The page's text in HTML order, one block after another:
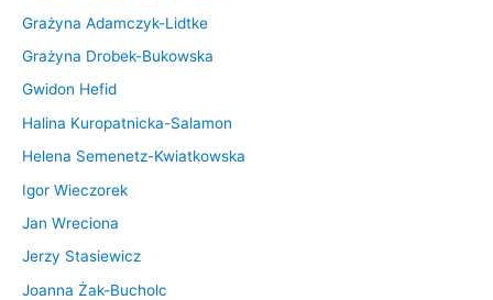
Grażyna Adamczyk-Lidtke
Grażyna Drobek-Bukowska
Gwidon Hefid
Halina Kuropatnicka-Salamon
Helena Semenetz-Kwiatkowska
Igor Wieczorek
Jan Wreciona
Jerzy Stasiewicz
Joanna Żak-Bucholc